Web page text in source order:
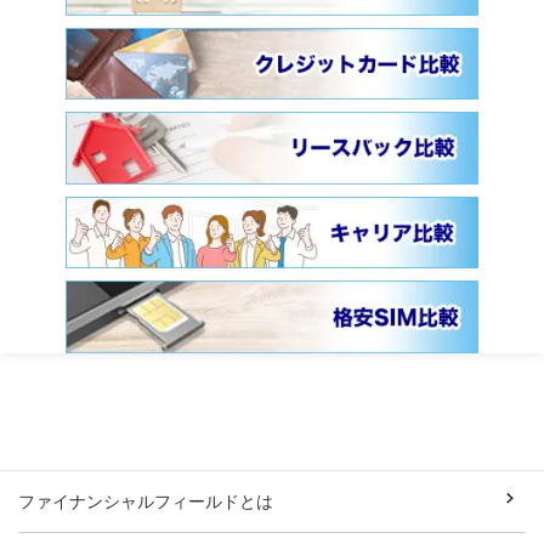
ファイナンシャルフィールドとは